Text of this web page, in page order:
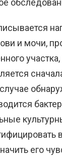
и мочи,
его